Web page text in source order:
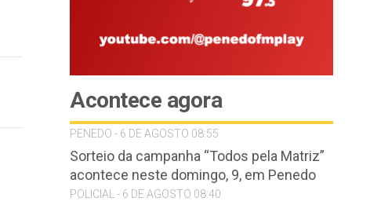
Acontece agora
PENEDO - 6 DE AGOSTO 08:55
Sorteio da campanha “Todos pela Matriz”
acontece neste domingo, 9, em Penedo
POLICIAL - 6 DE AGOSTO 08:40